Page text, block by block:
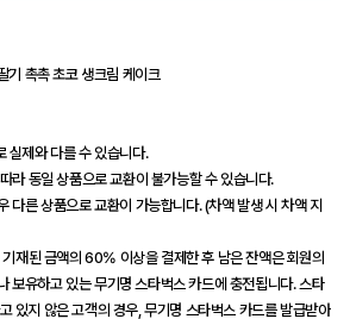
촉촉 초코 생크림 케이크
실제와 다를 수 있습니다.
라 동일 상품으로 교환이 불가능할 수 있습니다.
다른 상품으로 교환이 가능합니다. (차액 발생 시 차액 지
재된 금액의 60% 이상을 결제한 후 남은 잔액은 회원의
보유하고 있는 무기명 스타벅스 카드에 충전됩니다. 스타
있지 않은 고객의 경우, 무기명 스타벅스 카드를 발급받아